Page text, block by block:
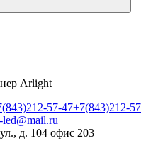
Arlight
57-47+7(843)212-
led@mail.ru
д. 104 офис 203